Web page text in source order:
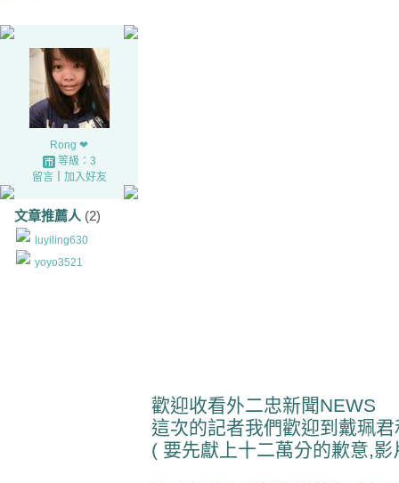
Rong ❤
等級：3
留言｜ 加入好友
文章推薦人 (2)
luyiling630
yoyo3521
歡迎收看外二忠新聞NEWS
這次的記者我們歡迎到戴珮
( 要先獻上十二萬分的歉意,